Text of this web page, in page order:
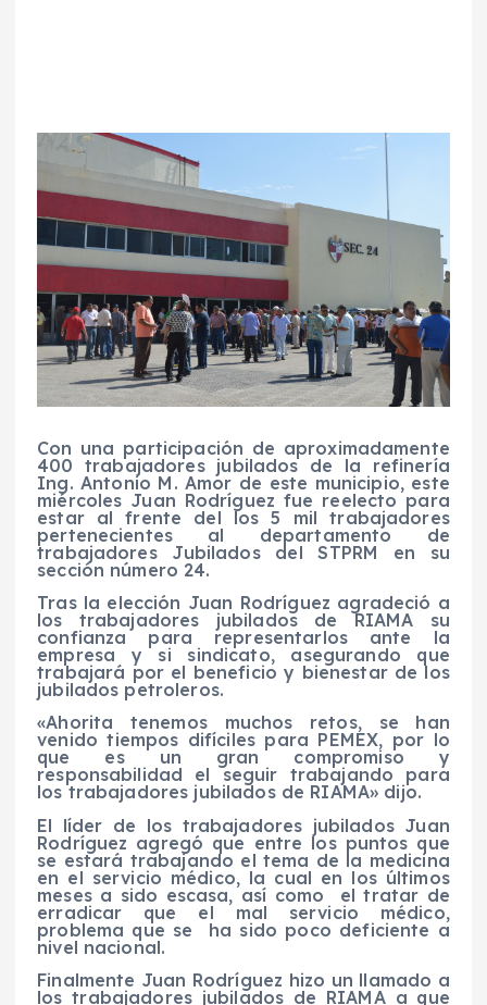
Con una participación de aproximadamente
400 trabajadores jubilados de la refinería
Ing. Antonio M. Amor de este municipio, este
miércoles Juan Rodríguez fue reelecto para
estar al frente del los 5 mil trabajadores
pertenecientes al departamento de
trabajadores Jubilados del STPRM en su
sección número 24.
Tras la elección Juan Rodríguez agradeció a
los trabajadores jubilados de RIAMA su
confianza para representarlos ante la
empresa y si sindicato, asegurando que
trabajará por el beneficio y bienestar de los
jubilados petroleros.
«Ahorita tenemos muchos retos, se han
venido tiempos difíciles para PEMEX, por lo
que es un gran compromiso y
responsabilidad el seguir trabajando para
los trabajadores jubilados de RIAMA» dijo.
El líder de los trabajadores jubilados Juan
Rodríguez agregó que entre los puntos que
se estará trabajando el tema de la medicina
en el servicio médico, la cual en los últimos
meses a sido escasa, así como el tratar de
erradicar que el mal servicio médico,
problema que se ha sido poco deficiente a
nivel nacional.
Finalmente Juan Rodríguez hizo un llamado a
los trabajadores jubilados de RIAMA a que